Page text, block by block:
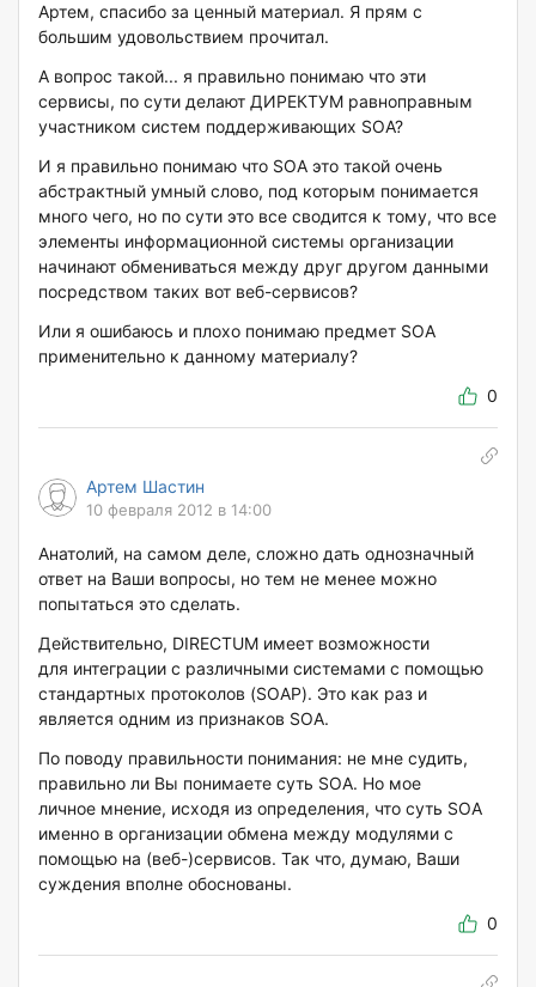
Артем, спасибо за ценный материал. Я прям с
большим удовольствием прочитал.
А вопрос такой... я правильно понимаю что эти
сервисы, по сути делают ДИРЕКТУМ равноправным
участником систем поддерживающих SOA?
И я правильно понимаю что SOA это такой очень
абстрактный умный слово, под которым понимается
много чего, но по сути это все сводится к тому, что все
элементы информационной системы организации
начинают обмениваться между друг другом данными
посредством таких вот веб-сервисов?
Или я ошибаюсь и плохо понимаю предмет SOA
применительно к данному материалу?
0
Артем Шастин
10 февраля 2012 в 14:00
Анатолий, на самом деле, сложно дать однозначный
ответ на Ваши вопросы, но тем не менее можно
попытаться это сделать.
Действительно, DIRECTUM имеет возможности
для интеграции с различными системами с помощью
стандартных протоколов (SOAP). Это как раз и
является одним из признаков SOA.
По поводу правильности понимания: не мне судить,
правильно ли Вы понимаете суть SOA. Но мое
личное мнение, исходя из определения, что суть SOA
именно в организации обмена между модулями с
помощью на (веб-)сервисов. Так что, думаю, Ваши
суждения вполне обоснованы.
0